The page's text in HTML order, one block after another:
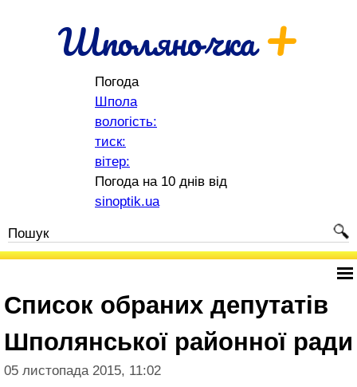
Шполяночка+
Погода
Шпола
вологість:
тиск:
вітер:
Погода на 10 днів від
sinoptik.ua
Список обраних депутатів
Шполянської районної ради
05 листопада 2015, 11:02